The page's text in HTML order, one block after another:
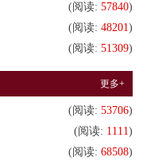
(阅读: 57840)
(阅读: 48201)
(阅读: 51309)
更多+
(阅读: 53706)
(阅读: 1111)
(阅读: 68508)